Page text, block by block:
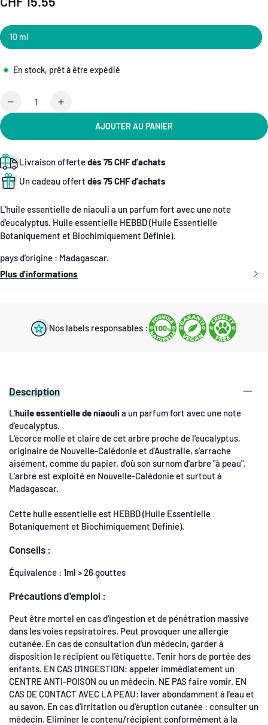
10 ml
En stock, prêt à être expédié
Réduire
Huile
Essentielle
Niaouli
Augmenter
quantité
Huile
Niaouli
AJOUTER AU PANIER
Livraison offertedès 75 CHF d’achats
Un cadeau offert dès 75 CHF d’achats
L'huile essentielle de niaouli a un parfum fort avec une note
d'eucalyptus. Huile essentielle HEBBD (Huile Essentielle
Botaniquement et Biochimiquement Définie).
pays d'origine : Madagascar.
Plus d'informations
Nos labels responsables :
Description
L'huile essentielle de niaouli a un parfum fort avec une note
d'eucalyptus.
L'écorce molle et claire de cet arbre proche de l'eucalyptus,
originaire de Nouvelle-Calédonie et d'Australie, s'arrache
aisément, comme du papier, d'où son surnom d'arbre "à peau".
L'arbre est exploité en Nouvelle-Calédonie et surtout à
Madagascar.
Cette huile essentielle est HEBBD (Huile Essentielle
Botaniquement et Biochimiquement Définie).
Conseils :
Équivalence : 1ml > 26 gouttes
Précautions d'emploi :
Peut être mortel en cas d'ingestion et de pénétration massive
dans les voies repsiratoires. Peut provoquer une allergie
cutanée. En cas de consultation d'un médecin, garder à
disposition le récipient ou l'étiquette. Tenir hors de portée des
enfants. EN CAS D'INGESTION: appeler immédiatement un
CENTRE ANTI-POISON ou un médecin. NE PAS faire vomir. EN
CAS DE CONTACT AVEC LA PEAU: laver abondamment à l'eau et
au savon. En cas d'irritation ou d'éruption cutanée : consulter un
médecin. Eliminer le contenu/récipient conformément à la